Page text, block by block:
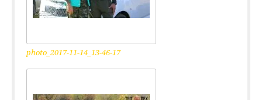
photo_2017-11-14_13-46-17